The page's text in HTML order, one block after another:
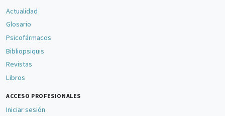
Actualidad
Glosario
Psicofármacos
Bibliopsiquis
Revistas
Libros
ACCESO PROFESIONALES
Iniciar sesión